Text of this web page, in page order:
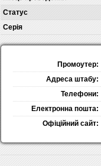
Статус
Серія
Промоутер:
Адреса штабу:
Телефони:
Електронна пошта:
Офіційний сайт: